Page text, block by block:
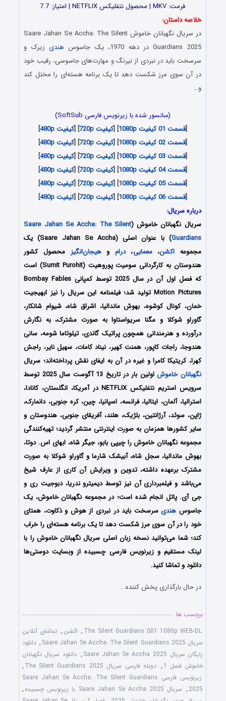
فرمت: MKV | محصول نتفلیکس NETFLIX | امتیاز: 7.7
خلاصه داستان:
در سریال نگهبانان خاموش Saare Jahan Se Accha: The Silent
Guardians 2025 در دهه 1970، یک جاسوس
هندی زیرک و
سرسخت باید در نبردی از نیرنگ و مهارت‌های جاسوسی، رقیب خود
در آن سوی مرز شکست دهد تا یک برنامه هسته‌ای را مختل کند
و…
(سانسور شده با زیرنویس فارسی SoftSub)
[قسمت 01 کیفیت 1080p ] [کیفیت 720p ] [کیفیت 480p
]
[قسمت 02 کیفیت 1080p ] [کیفیت 720p ] [کیفیت 480p
]
[قسمت 03 کیفیت 1080p ] [کیفیت 720p ] [کیفیت 480p
]
[قسمت 04 کیفیت 1080p ] [کیفیت 720p ] [کیفیت 480p
]
[قسمت 05 کیفیت 1080p ] [کیفیت 720p ] [کیفیت 480p
]
[قسمت 06 کیفیت 1080p ] [کیفیت 720p ] [کیفیت 480p
]
درباره سریال:
سریال نگهبانان خاموش (Saare Jahan Se Accha: The Silent
Guardians
) با عنوان اصلی (Saare Jahan Se Accha) یک
مجموعه اکشن،معمایی،درام وهیجان‌انگیز محصول کشور
هندوستان به کارگردانی سومیت پوروهیت (Sumit Purohit) است
که فصل اول آن در سال 2025 توسط کمپانی Bombay Fables
Motion Pictures تولید شد؛ فیلمنامه این سریال را نیز ابهیجیت
خمان، کونال کوشوه، بهوش ماندالیا، اشراق شاه، شیوام شانکار،
گاوراو شوکلا و مگنا سریواستاوا به صورت مشترک، به نگارش
درآورده و هنرمندانی همچون پراتیک گاندی، تیلوتاما شومه، سانی
هندوجا، راجات کاپور، همنت کهیر، نیناد کامات، سهیل نایر، راجش
کهرا، کریتیکا کامرا و غیره در آن به ایفای نقش پرداخته‌اند؛ سریال
نگهبانان خاموش
اولین بار در تاریخ 13 آگوست سال 2025 توسط
سرویس استریم نتفلیکس NETFLIX در آمریکا، انگلستان، کانادا،
استرالیا، آلمان، ایتالیا، فرانسه، اسپانیا، چین، کره جنوبی، دانمارک،
ژاپن، سوئد، آرژانتین، بلژیک، هلند، آفریقای جنوبی، هندوستان و
سایر کشورها همزمان به صورت اینترنتی منتشر گردید؛ تهیه‌کنندگی
مجموعه نگهبانان خاموش را چیپی بابو، جیگر شاه، ابهای اس. دوتا،
بهوش ماندالیا، سجل شاه، آبیشک شارما و گاوراو شوکلا به صورت
مشترک برعهده داشته، تدوین و ویرایش آن کاری از عارف شیخ
می‌باشد و فیلمبرداری آن نیز توسط دیمیترو ندریا، دبوجیت ری و
جی آی. پاتل انجام شده است؛ در مجموعه نگهبانان خاموش، یک
جاسوس هندی سرسخت باید در نبردی از هوش و ذکاوت، همتای
خود را در آن سوی مرز شکست دهد تا یک برنامه هسته‌ای را خراب
کند؛ شما می‌توانید نسخه زبان اصلی سریال نگهبانان خاموش را با
لینک مستقیم و زیرنویس فارسی چسبیده از وبسایت دوستی‌ها
دانلود و تماشا کنید.
در حال بارگذاری پخش کننده...
برچسب ها
The Silent Guardians S01 1080p WEB-DL
, اکشن , تماشای آنلاین
سریال Saare Jahan Se Accha: The Silent Guardians 2025
, دانلود
رایگان سریال Saare Jahan Se Accha 2025
, دانلود سریال نگهبانان
خاموش فصل 1
, دوبله فارسی سریال The Silent Guardians 2025
,
زیرنویس فارسی Saare Jahan Se Accha: The Silent Guardians
2025
, سریال Saare Jahan Se Accha 2025 با زیرنویس چسبیده
,